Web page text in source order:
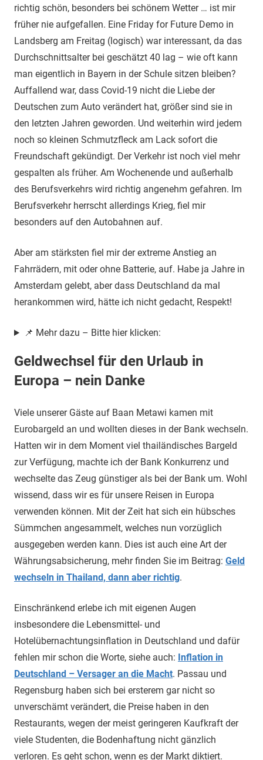
richtig schön, besonders bei schönem Wetter … ist mir
früher nie aufgefallen. Eine Friday for Future Demo in
Landsberg am Freitag (logisch) war interessant, da das
Durchschnittsalter bei geschätzt 40 lag – wie oft kann
man eigentlich in Bayern in der Schule sitzen bleiben?
Auffallend war, dass Covid-19 nicht die Liebe der
Deutschen zum Auto verändert hat, größer sind sie in
den letzten Jahren geworden. Und weiterhin wird jedem
noch so kleinen Schmutzfleck am Lack sofort die
Freundschaft gekündigt. Der Verkehr ist noch viel mehr
gespalten als früher. Am Wochenende und außerhalb
des Berufsverkehrs wird richtig angenehm gefahren. Im
Berufsverkehr herrscht allerdings Krieg, fiel mir
besonders auf den Autobahnen auf.
Aber am stärksten fiel mir der extreme Anstieg an
Fahrrädern, mit oder ohne Batterie, auf. Habe ja Jahre in
Amsterdam gelebt, aber dass Deutschland da mal
herankommen wird, hätte ich nicht gedacht, Respekt!
📌 Mehr dazu – Bitte hier klicken:
Geldwechsel für den Urlaub in
Europa – nein Danke
Viele unserer Gäste auf Baan Metawi kamen mit
Eurobargeld an und wollten dieses in der Bank wechseln.
Hatten wir in dem Moment viel thailändisches Bargeld
zur Verfügung, machte ich der Bank Konkurrenz und
wechselte das Zeug günstiger als bei der Bank um. Wohl
wissend, dass wir es für unsere Reisen in Europa
verwenden können. Mit der Zeit hat sich ein hübsches
Sümmchen angesammelt, welches nun vorzüglich
ausgegeben werden kann. Dies ist auch eine Art der
Währungsabsicherung, mehr finden Sie im Beitrag: Geld
wechseln in Thailand, dann aber richtig.
Einschränkend erlebe ich mit eigenen Augen
insbesondere die Lebensmittel- und
Hotelübernachtungsinflation in Deutschland und dafür
fehlen mir schon die Worte, siehe auch: Inflation in
Deutschland – Versager an die Macht. Passau und
Regensburg haben sich bei ersterem gar nicht so
unverschämt verändert, die Preise haben in den
Restaurants, wegen der meist geringeren Kaufkraft der
viele Studenten, die Bodenhaftung nicht gänzlich
verloren. Es geht schon, wenn es der Markt diktiert.